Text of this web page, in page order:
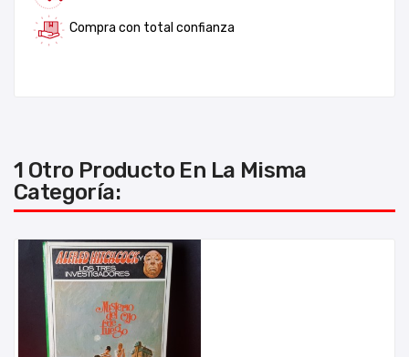
Compra con total confianza
1 Otro Producto En La Misma
Categoría: